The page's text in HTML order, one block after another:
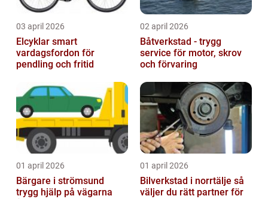
03 april 2026
Elcyklar smart
vardagsfordon för
pendling och fritid
02 april 2026
Båtverkstad - trygg
service för motor, skrov
och förvaring
01 april 2026
Bärgare i strömsund
trygg hjälp på vägarna
01 april 2026
Bilverkstad i norrtälje så
väljer du rätt partner för